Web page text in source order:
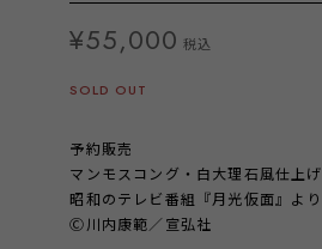
¥55,000 税込
SOLD OUT
予約販売
マンモスコング・白大理石風仕上げ
昭和のテレビ番組『月光仮面』より
Ⓒ川内康範／宣弘社